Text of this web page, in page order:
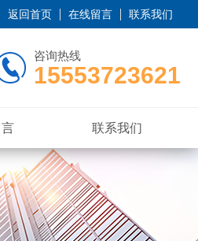
返回首页 在线留言 联系我们
咨询热线
15553723621
联系我们